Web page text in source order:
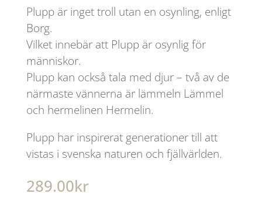
Plupp är inget troll utan en osynling, enligt
Borg.
Vilket innebär att Plupp är osynlig för
människor.
Plupp kan också tala med djur – två av de
närmaste vännerna är lämmeln Lämmel
och hermelinen Hermelin.
Plupp har inspirerat generationer till att
vistas i svenska naturen och fjällvärlden.
289.00kr